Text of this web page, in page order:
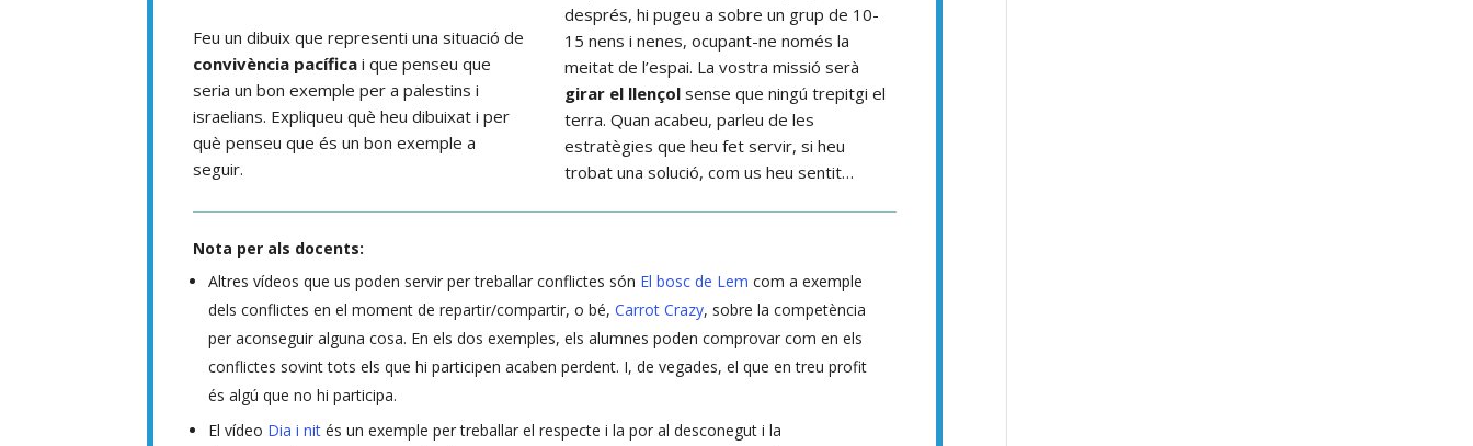
Feu un dibuix que representi una situació de
convivència pacífica i que penseu que
seria un bon exemple per a palestins i
israelians. Expliqueu què heu dibuixat i per
què penseu que és un bon exemple a
seguir.
després, hi pugeu a sobre un grup de 10-
15 nens i nenes, ocupant-ne només la
meitat de l’espai. La vostra missió serà
girar el llençol sense que ningú trepitgi el
terra. Quan acabeu, parleu de les
estratègies que heu fet servir, si heu
trobat una solució, com us heu sentit…
Nota per als docents:
Altres vídeos que us poden servir per treballar conflictes són El bosc de Lem com a exemple
dels conflictes en el moment de repartir/compartir, o bé,Carrot Crazy, sobre la competència
per aconseguir alguna cosa. En els dos exemples, els alumnes poden comprovar com en els
conflictes sovint tots els que hi participen acaben perdent. I, de vegades, el que en treu profit
és algú que no hi participa.
El vídeo Dia i nit és un exemple per treballar el respecte i la por al desconegut i la